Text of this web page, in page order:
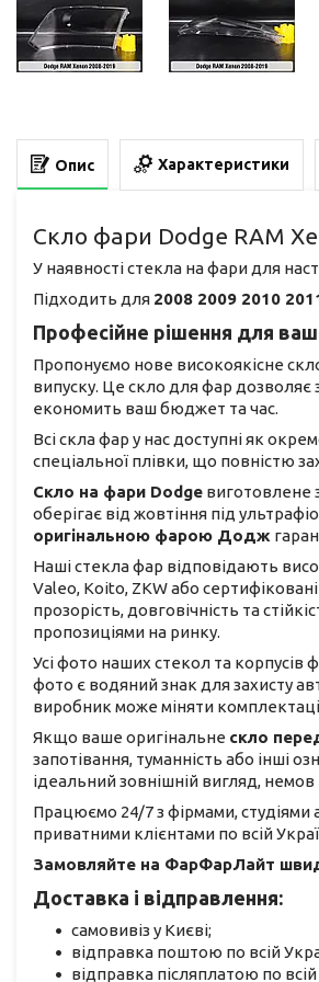
Опис Характеристики
Скло фари Dodge RAM
У наявності стекла на фари для
Підходить для 2008 2009 2010
Професійне рішення для
Пропонуємо нове високоякісне
випуску. Це скло для фар
економить ваш бюджет та час.
Всі скла фар у нас доступні як
спеціальної плівки, що повністю
Скло на фари Dodge виготовлене
оберігає від жовтіння під
оригінальною фарою Додж
Наші стекла фар відповідають
Valeo, Koito, ZKW або
прозорість, довговічність та
пропозиціями на ринку.
Усі фото наших стекол та корпусів
фото є водяний знак для захисту
виробник може міняти
Якщо ваше оригінальне скло
запотівання, туманність або інші
ідеальний зовнішній вигляд, немов
Працюємо 24/7 з фірмами, студіями
приватними клієнтами по всій
Замовляйте на ФарФарЛайт
Доставка і відправлення:
самовивіз у Києві;
відправка поштою по всій
відправка післяплатою по всій